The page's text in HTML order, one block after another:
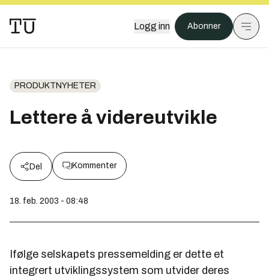
Logg inn Abonner
PRODUKTNYHETER
Lettere å videreutvikle
Del Kommenter
18. feb. 2003 - 08:48
Ifølge selskapets pressemelding er dette et
integrert utviklingssystem som utvider deres